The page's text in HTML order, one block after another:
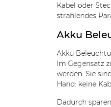
Kabel oder
strahlendes
Akku
Akku
Im Gegensatz
werden. Sie
Hand: keine
Dadurch